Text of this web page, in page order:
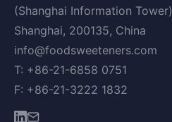
(Shanghai Information Tower)
Shanghai, 200135, China
info@foodsweeteners.com
T: +86-21-6858 0751
F: +86-21-3222 1832